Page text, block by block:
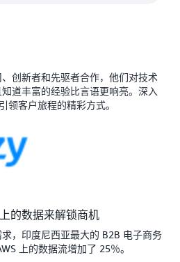
创新者和先驱者合作，他们对技术
道丰富的经验比言语更响亮。深入
领客户旅程的精彩方式。
的数据来解锁商机
，印度尼西亚最大的 B2B 电子商务
上的数据流增加了 25％。